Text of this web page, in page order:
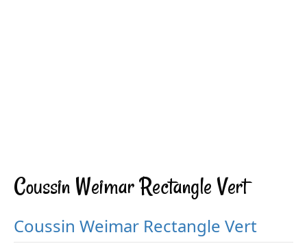
Coussin Weimar Rectangle Vert
Coussin Weimar Rectangle Vert